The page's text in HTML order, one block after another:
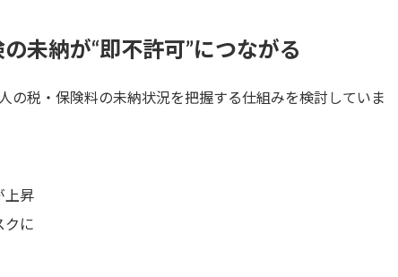
未納が“即不許可”につながる
の税・保険料の未納状況を把握する仕組みを検討していま
上昇
クに